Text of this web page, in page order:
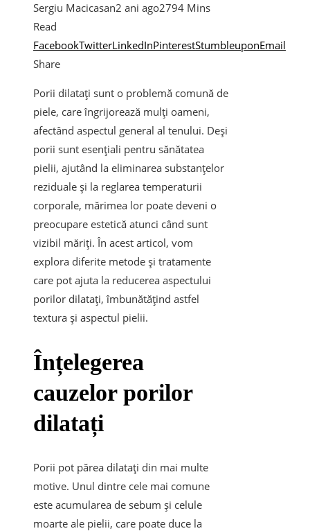
Sergiu Macicasan2 ani ago2794 Mins
Read
FacebookTwitterLinkedInPinterestStumbleuponEmail
Share
Porii dilatați sunt o problemă comună de
piele, care îngrijorează mulți oameni,
afectând aspectul general al tenului. Deși
porii sunt esențiali pentru sănătatea
pielii, ajutând la eliminarea substanțelor
reziduale și la reglarea temperaturii
corporale, mărimea lor poate deveni o
preocupare estetică atunci când sunt
vizibil măriți. În acest articol, vom
explora diferite metode și tratamente
care pot ajuta la reducerea aspectului
porilor dilatați, îmbunătățind astfel
textura și aspectul pielii.
Înțelegerea
cauzelor porilor
dilatați
Porii pot părea dilatați din mai multe
motive. Unul dintre cele mai comune
este acumularea de sebum și celule
moarte ale pielii, care poate duce la